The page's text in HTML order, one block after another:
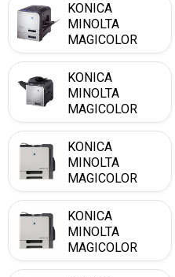
KONICA
MINOLTA
MAGICOLOR
4650 DN
KONICA
MINOLTA
MAGICOLOR
4690 MF
KONICA
MINOLTA
MAGICOLOR
5500
KONICA
MINOLTA
MAGICOLOR
5550 D